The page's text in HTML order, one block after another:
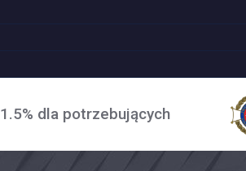
1.5% dla potrzebujących